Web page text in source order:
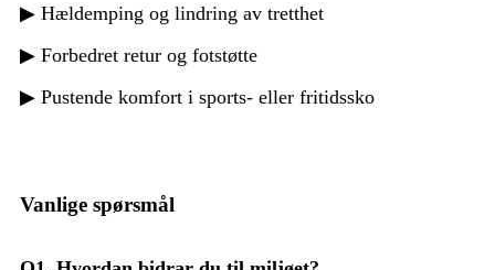
▶ Hældemping og lindring av tretthet
▶ Forbedret retur og fotstøtte
▶ Pustende komfort i sports- eller fritidssko
Vanlige spørsmål